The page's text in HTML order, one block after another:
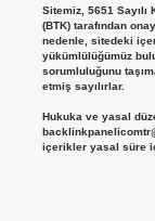
Sitemiz, 5651
(BTK) tarafından
nedenle, sitedeki
yükümlülüğümüz
sorumluluğunu
etmiş sayılırlar.
Hukuka ve yasal
içerikler yasal süre